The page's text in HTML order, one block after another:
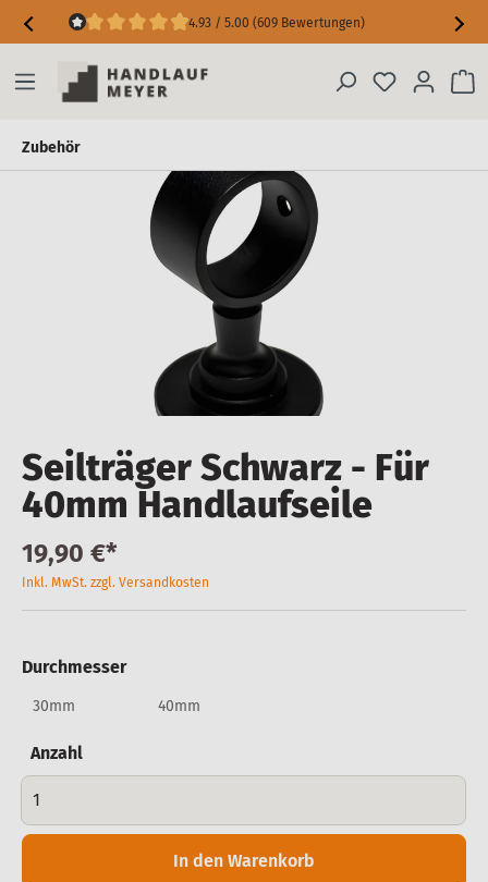
4.93 / 5.00 (609 Bewertungen)
Zubehör
Seilträger Schwarz - Für
40mm Handlaufseile
19,90 €*
Inkl. MwSt. zzgl. Versandkosten
Durchmesser
30mm 40mm
Anzahl
In den Warenkorb